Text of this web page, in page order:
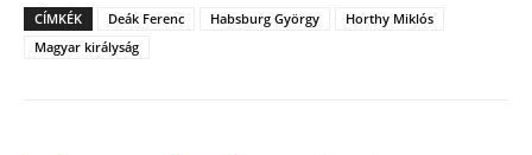
CÍMKÉK Deák Ferenc Habsburg György
Horthy Miklós
Magyar királyság